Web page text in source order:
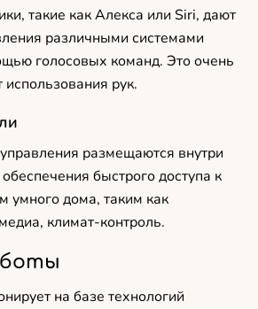
такие как Алекса или Siri, дают
различными системами
голосовых команд. Это очень
использования рук.
размещаются внутри
быстрого доступа к
умного дома, таким как
климат-контроль.
на базе технологий